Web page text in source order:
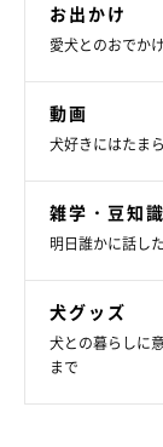
お出かけ
愛犬とのおでか
動画
犬好きにはたま
雑学・豆知識
明日誰かに話し
犬グッズ
犬との暮らしに
まで